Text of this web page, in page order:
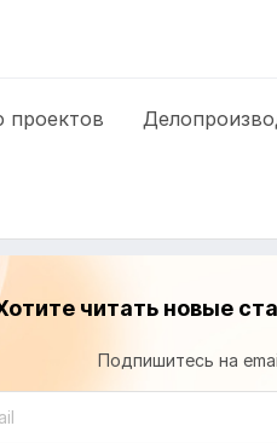
проектов
читать новые
Подпишитесь на